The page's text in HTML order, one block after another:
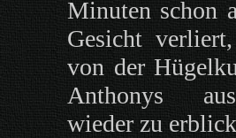
Minuten schon
Gesicht
von der
Anthonys
wieder zu